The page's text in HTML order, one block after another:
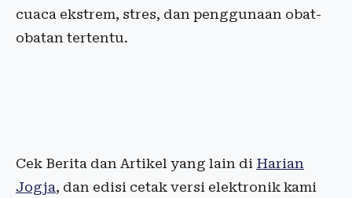
cuaca ekstrem, stres, dan penggunaan obat-
obatan tertentu.
Cek Berita dan Artikel yang lain di Harian
Jogja, dan edisi cetak versi elektronik kami